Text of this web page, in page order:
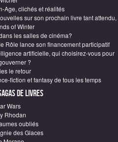
Age, clichés et réalités
sur son prochain livre tant attendu,
of Winter
les salles de cinéma?
Rôle lance son financement participatif
artificielle, qui choisirez-vous pour
?
le retour
fiction et fantasy de tous les temps
de Livres
Wars
Rhodan
oubliés
des Glaces